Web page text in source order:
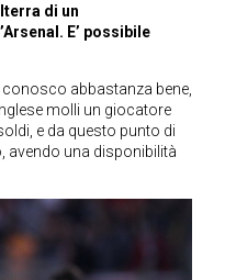
di un
E’ possibile
abbastanza bene,
molli un giocatore
e da questo punto di
avendo una disponibilità